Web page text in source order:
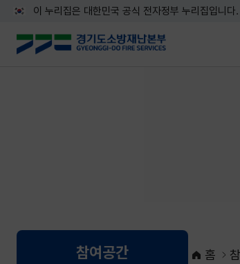
이 누리집은 대한민국 공식 전자정부 누리집입니다.
참여공간 홈